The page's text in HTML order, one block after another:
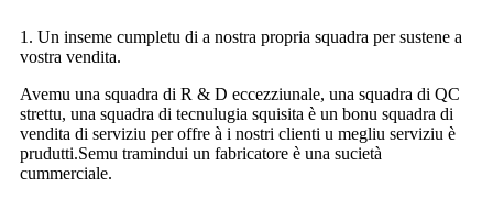
1. Un inseme cumpletu di a nostra propria squadra per sustene a
vostra vendita.
Avemu una squadra di R & D eccezziunale, una squadra di QC
strettu, una squadra di tecnulugia squisita è un bonu squadra di
vendita di serviziu per offre à i nostri clienti u megliu serviziu è
prudutti.Semu tramindui un fabricatore è una sucietà
cummerciale.